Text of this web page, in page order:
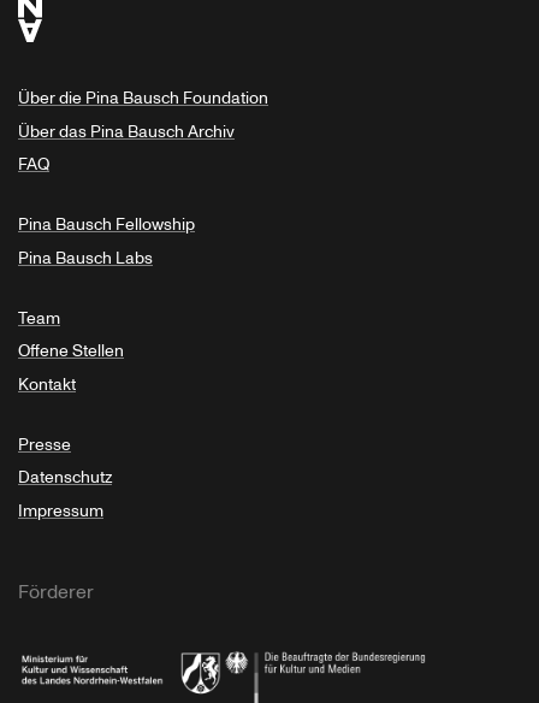
Über die Pina Bausch Foundation
Über das Pina Bausch Archiv
FAQ
Pina Bausch Fellowship
Pina Bausch Labs
Team
Offene Stellen
Kontakt
Presse
Datenschutz
Impressum
Förderer